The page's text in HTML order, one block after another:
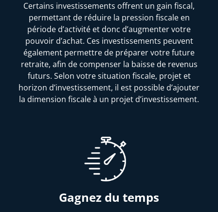
Certains investissements offrent un gain fiscal,
permettant de réduire la pression fiscale en
période d’activité et donc d’augmenter votre
pouvoir d’achat. Ces investissements peuvent
également permettre de préparer votre future
retraite, afin de compenser la baisse de revenus
futurs. Selon votre situation fiscale, projet et
horizon d’investissement, il est possible d’ajouter
la dimension fiscale à un projet d’investissement.
Gagnez du temps